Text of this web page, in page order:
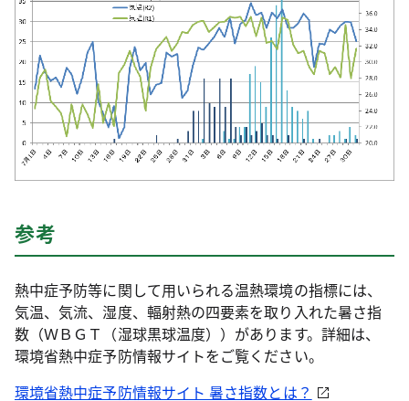
参考
熱中症予防等に関して用いられる温熱環境の指標には、
気温、気流、湿度、輻射熱の四要素を取り入れた暑さ指
数（ＷＢＧＴ（湿球黒球温度））があります。詳細は、
環境省熱中症予防情報サイトをご覧ください。
環境省熱中症予防情報サイト 暑さ指数とは？